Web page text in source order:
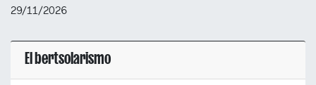
29/11/2026
El bertsolarismo